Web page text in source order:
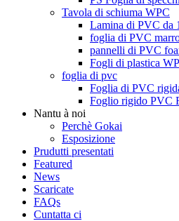
Tavola di schiuma WPC
Lamina di PVC da
foglia di PVC
pannelli di PVC
Fogli di plastica
foglia di pvc
Foglia di PVC
Foglio rigido PVC
Nantu à noi
Perchè Gokai
Esposizione
Prudutti presentati
Featured
News
Scaricate
FAQs
Cuntatta ci